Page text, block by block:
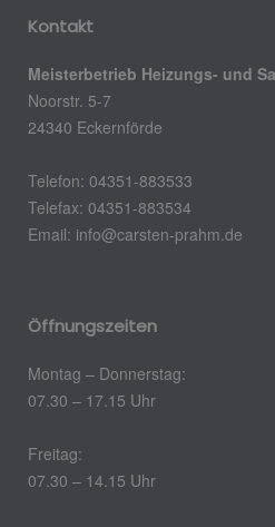
Kontakt
Meisterbetrieb Heizungs- und
Noorstr. 5-7
24340 Eckernförde
Telefon: 04351-883533
Telefax: 04351-883534
Email: info@carsten-prahm.de
Öffnungszeiten
Montag – Donnerstag:
07.30 – 17.15 Uhr
Freitag:
07.30 – 14.15 Uhr